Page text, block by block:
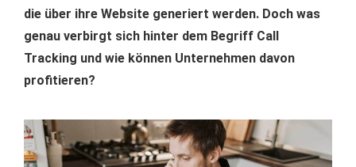
die über ihre Website generiert werden. Doch was
genau verbirgt sich hinter dem Begriff Call
Tracking und wie können Unternehmen davon
profitieren?